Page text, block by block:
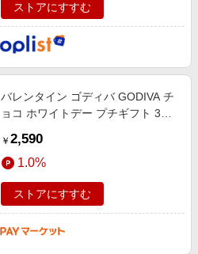
ストアにすすむ
バレンタイン ゴディバ GODIVA チ
ョコ ホワイトデー プチギフト 3個
ターピース ナポリタン バレンタイ
￥ 2,590
1.0%
ストアにすすむ